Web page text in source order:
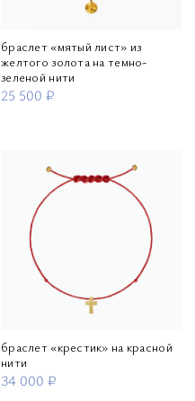
браслет «мятый лист» из
желтого золота на темно-
зеленой нити
25 500 ₽
браслет «крестик» на красной
нити
34 000 ₽